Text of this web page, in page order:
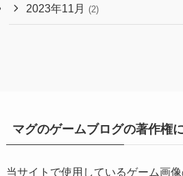
2023年11月 (2)
マグのゲームブログの著作権
当サイトで使用しているゲーム画